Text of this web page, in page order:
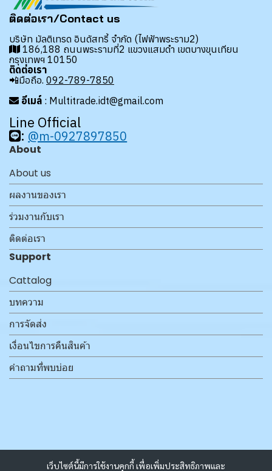
เว็บไซต์นี้มีการใช้งานคุกกี้ เพื่อเพิ่มประสิทธิภาพและ
ติดต่อเรา/Contact us
บริษัท มัลติเทรด อินดัสทรี้ จำกัด (ไฟฟ้าพระราม2)
186,188 ถนนพระรามที่2 แขวงแสมดำ เขตบางขุนเทียน
กรุงเทพฯ 10150
ติดต่อเรา
📲มือถือ. 092-789-7850
อีเมล์ : Multitrade.idt@gmail.com
Line Official
: @m-0927897850
About
About us
ผลงานของเรา
ร่วมงานกับเรา
ติดต่อเรา
Support
Cattalog
บทความ
การจัดส่ง
เงื่อนไขการคืนสินค้า
คำถามที่พบบ่อย